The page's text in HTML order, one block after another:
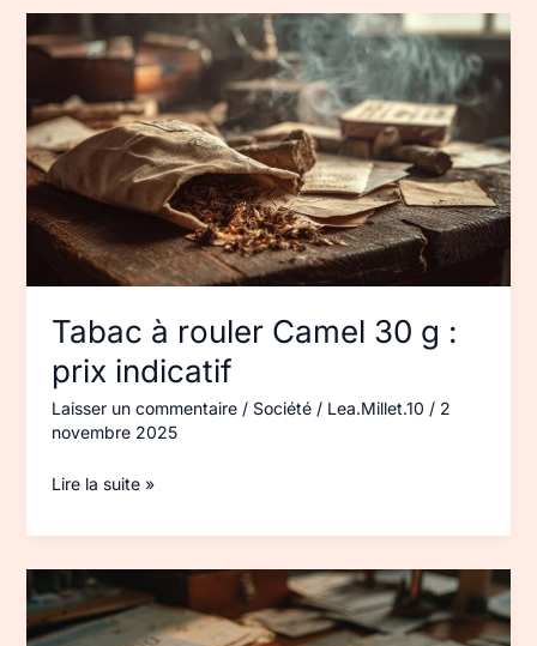
Tabac à rouler Camel 30 g :
prix indicatif
Laisser un commentaire / Société/ Lea.Millet.10 / 2
novembre 2025
à
Camel
30 g :
prix
indicatif
Lire la suite »
Nationalité
espagnole
par